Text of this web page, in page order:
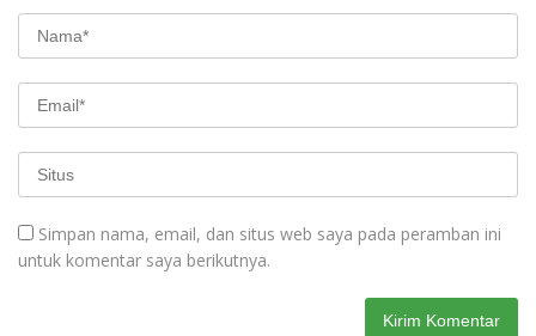
Simpan nama, email, dan situs web saya pada peramban ini
untuk komentar saya berikutnya.